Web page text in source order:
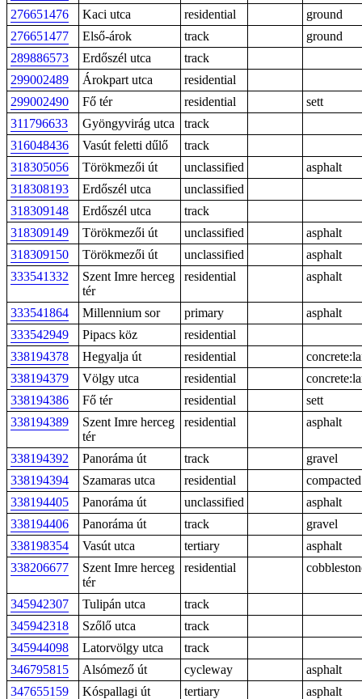
276651476
Kaci utca residential
ground
276651477
Első-árok track
ground
289886573
Erdőszél utca
track
299002489
Árokpart utca
residential
299002490
Fő tér residential
sett
311796633
Gyöngyvirág utca
track
316048436
Vasút feletti dűlő
track
318305056
Törökmezői út unclassified
asphalt
318308193
Erdőszél utca
unclassified
318309148
Erdőszél utca
track
318309149
Törökmezői út unclassified
asphalt
318309150
Törökmezői út unclassified
asphalt
333541332
Szent Imre herceg
tér
residential asphalt
333541864 Millennium sor primary
asphalt
333542949
Pipacs köz
residential
338194378
Hegyalja út residential
338194379
Völgy utca residential
338194386
Fő tér residential
sett
338194389
Szent Imre herceg
tér
residential asphalt
338194392 Panoráma út track
gravel
338194394
Szamaras utca residential
compacted
338194405
Panoráma út unclassified
asphalt
338194406
Panoráma út track
gravel
338198354
Vasút utca tertiary
asphalt
338206677
Szent Imre herceg
tér
residential
345942307 Tulipán utca
track
345942318
Szőlő utca
track
345944098
Latorvölgy utca
track
346795815
Alsómező út cycleway
asphalt
347655159
Kóspallagi út tertiary
asphalt